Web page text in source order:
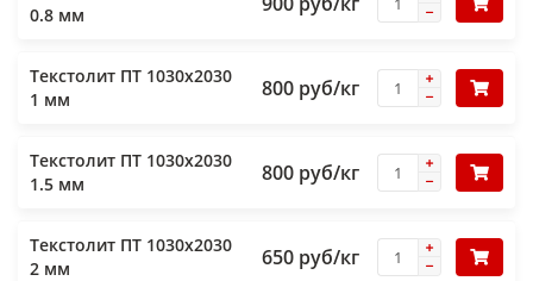
0.8 мм
Текстолит ПТ 1030х2030
1 мм
800 руб/кг
Текстолит ПТ 1030х2030
1.5 мм
800 руб/кг
Текстолит ПТ 1030х2030
2 мм
650 руб/кг